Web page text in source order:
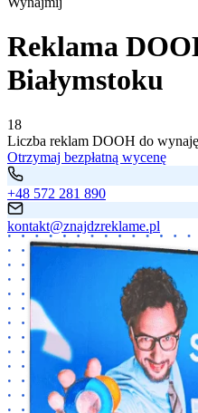
Reklama
Białymstoku
18
Liczba reklam DOOH do
Otrzymaj bezpłatną wycenę
+48 572 281 890
kontakt@znajdzreklame.pl